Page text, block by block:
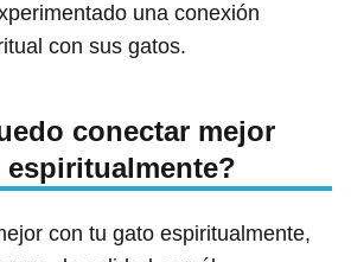
una conexión
con sus gatos.
conectar mejor
con tu gato espiritualmente,